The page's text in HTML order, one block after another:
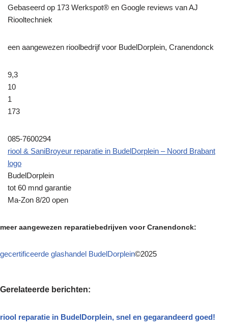
Gebaseerd op 173 Werkspot® en Google reviews van AJ
Riooltechniek
een aangewezen rioolbedrijf voor BudelDorplein, Cranendonck
9,3
10
1
173
085-7600294
riool & SaniBroyeur reparatie in BudelDorplein – Noord Brabant
logo
BudelDorplein
tot 60 mnd garantie
Ma-Zon 8/20 open
meer aangewezen reparatiebedrijven voor Cranendonck:
gecertificeerde glashandel BudelDorplein©2025
Gerelateerde berichten:
riool reparatie in BudelDorplein, snel en gegarandeerd goed!